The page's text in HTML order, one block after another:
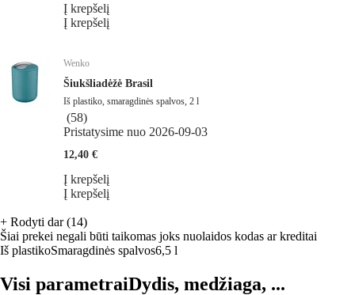
Į krepšelį
Į krepšelį
Wenko
Šiukšliadėžė Brasil
Iš plastiko, smaragdinės spalvos, 2 l
(58)
Pristatysime nuo 2026‑09‑03
12,40 €
Į krepšelį
Į krepšelį
+ Rodyti dar (14)
Šiai prekei negali būti taikomas joks nuolaidos kodas ar kreditai
Iš plastikoSmaragdinės spalvos6,5 l
Visi parametraiDydis, medžiaga, ...